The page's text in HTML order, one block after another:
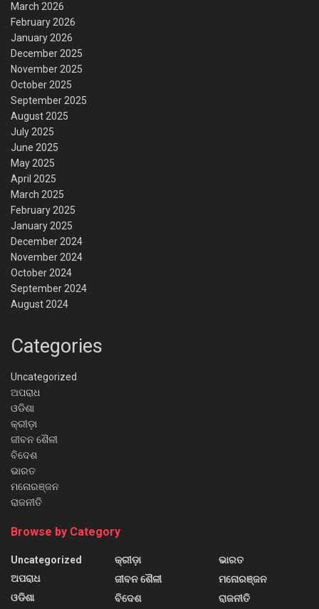
March 2026
February 2026
January 2026
December 2025
November 2025
October 2025
September 2025
August 2025
July 2025
June 2025
May 2025
April 2025
March 2025
February 2025
January 2025
December 2024
November 2024
October 2024
September 2024
August 2024
Categories
Uncategorized
ଅପରାଧ
ଓଡିଶା
କ୍ରୀଡ଼ା
ଜୀବନ ଶୈଳୀ
ବିଦେଶ
ଭାରତ
ମନୋରଞ୍ଜନ
ରାଜନୀତି
Browse by Category
Uncategorized
ଅପରାଧ
ଓଡିଶା
କ୍ରୀଡ଼ା
ଜୀବନ ଶୈଳୀ
ବିଦେଶ
ଭାରତ
ମନୋରଞ୍ଜନ
ରାଜନୀତି